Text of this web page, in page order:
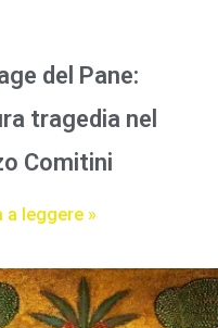
del Pane:
tragedia nel
Comitini
a leggere »